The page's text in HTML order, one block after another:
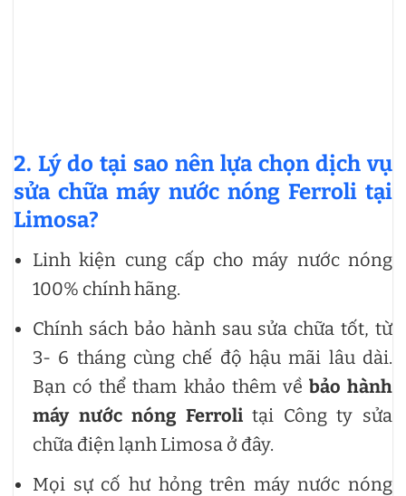
2. Lý do tại sao nên lựa chọn dịch vụ
sửa chữa máy nước nóng Ferroli tại
Limosa?
Linh kiện cung cấp cho máy nước nóng
100% chính hãng.
Chính sách bảo hành sau sửa chữa tốt, từ
3- 6 tháng cùng chế độ hậu mãi lâu dài.
Bạn có thể tham khảo thêm về bảo hành
máy nước nóng Ferrolitại Công ty sửa
chữa điện lạnh Limosa ở đây.
Mọi sự cố hư hỏng trên máy nước nóng